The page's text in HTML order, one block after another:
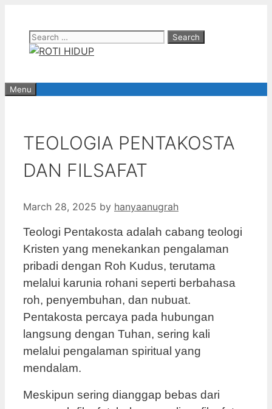
contentSearch
for:
Menu
TEOLOGIA PENTAKOSTA
DAN FILSAFAT
March 28, 2025 by hanyaanugrah
Teologi Pentakosta adalah cabang teologi
Kristen yang menekankan pengalaman
pribadi dengan Roh Kudus, terutama
melalui karunia rohani seperti berbahasa
roh, penyembuhan, dan nubuat.
Pentakosta percaya pada hubungan
langsung dengan Tuhan, sering kali
melalui pengalaman spiritual yang
mendalam.
Meskipun sering dianggap bebas dari